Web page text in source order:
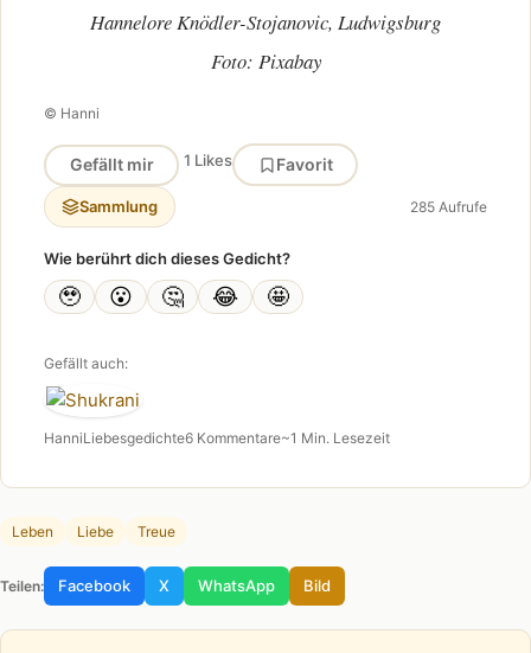
Hannelore Knödler-Stojanovic, Ludwigsburg
Foto: Pixabay
© Hanni
Gefällt mir 1 Likes Favorit
Sammlung 285 Aufrufe
Wie berührt dich dieses Gedicht?
🥹 😮 🤔 😂 🤩
Gefällt auch:
HanniLiebesgedichte6 Kommentare~1 Min. Lesezeit
Leben Liebe Treue
Teilen: Facebook X WhatsApp Bild